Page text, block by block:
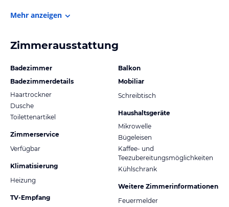
Mehr anzeigen
Zimmerausstattung
Badezimmer
Badezimmerdetails
Haartrockner
Dusche
Toilettenartikel
Zimmerservice
Verfügbar
Klimatisierung
Heizung
TV-Empfang
Balkon
Mobiliar
Schreibtisch
Haushaltsgeräte
Mikrowelle
Bügeleisen
Kaffee- und
Teezubereitungsmöglichkeiten
Kühlschrank
Weitere Zimmerinformationen
Feuermelder